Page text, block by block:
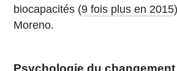
biocapacités (9 fois plus en 2015
Moreno.
Psychologie du changement